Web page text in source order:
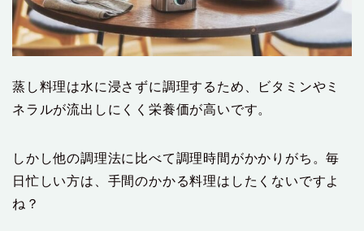
蒸し料理は水に浸さずに調理するため、ビタミンやミ
ネラルが流出しにくく栄養価が高いです。
しかし他の調理法に比べて調理時間がかかりがち。毎
日忙しい方は、手間のかかる料理はしたくないですよ
ね？